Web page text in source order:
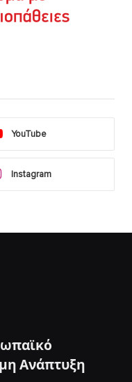
YouTube
Instagram
Ανάπτυξη